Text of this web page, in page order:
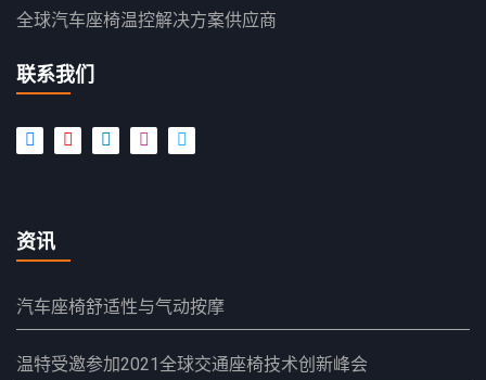
全球汽车座椅温控解决方案供应商
联系我们
资讯
汽车座椅舒适性与气动按摩
温特受邀参加2021全球交通座椅技术创新峰会